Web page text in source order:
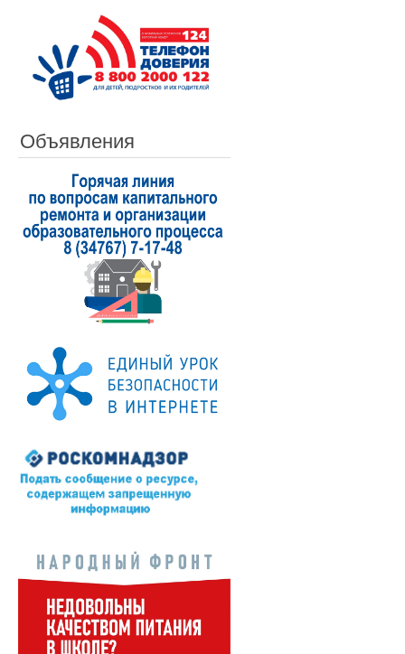
Объявления